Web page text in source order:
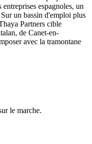
espagnoles, un
un bassin d'emploi plus
Partners cible
de Canet-en-
avec la tramontane
le marche.